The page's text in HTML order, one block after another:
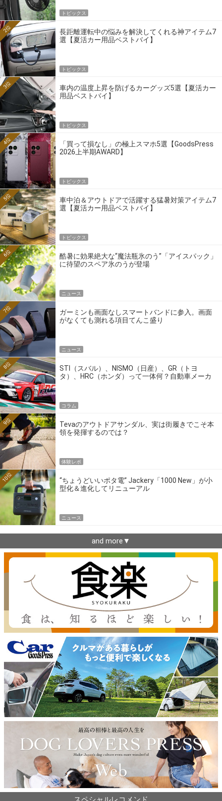
トピックス
長距離運転中の悩みを解決してくれる神アイテム7
選【夏活カー用品ベストバイ】
2位
トピックス
車内の温度上昇を防げるカーグッズ5選【夏活カー
用品ベストバイ】
3位
トピックス
「買って損なし」の極上スマホ5選【GoodsPress
2026上半期AWARD】
4位
トピックス
車中泊＆アウトドアで活躍する猛暑対策アイテム7
選【夏活カー用品ベストバイ】
5位
トピックス
酷暑に効果絶大な“魔法瓶氷のう”「アイスパック」
に待望のスペア氷のうが登場
6位
ニュース
ガーミンも画面なしスマートバンドに参入。画面
がなくても測れる項目てんこ盛り
7位
ニュース
STI（スバル）、NISMO（日産）、GR（トヨ
タ）、HRC（ホンダ）って一体何？自動車メーカ
8位
コラム
Tevaのアウトドアサンダル、実は街履きでこそ本
領を発揮するのでは？
9位
体験レポ
“ちょうどいいポタ電” Jackery「1000 New」が小
型化＆進化してリニューアル
10位
ニュース
and more▼